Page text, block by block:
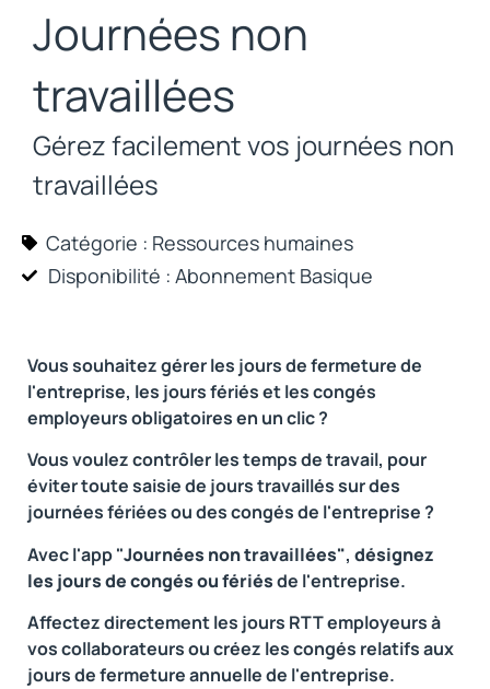
Journées non
travaillées
Gérez facilement vos journées non
travaillées
Catégorie : Ressources humaines
Disponibilité : Abonnement Basique
Vous souhaitez gérer les jours de fermeture de
l'entreprise, les jours fériés et les congés
employeurs obligatoires en un clic ?
Vous voulez contrôler les temps de travail, pour
éviter toute saisie de jours travaillés sur des
journées fériées ou des congés de l'entreprise ?
Avec l'app "Journées non travaillées", désignez
les jours de congés ou fériésde l'entreprise.
Affectez directement les jours RTT employeurs à
vos collaborateurs ou créez les congés relatifs aux
jours de fermeture annuelle de l'entreprise.